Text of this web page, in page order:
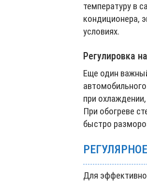
температуру в
кондиционера,
условиях.
Регулировка
Еще один
при
При обогреве
быстро
Для